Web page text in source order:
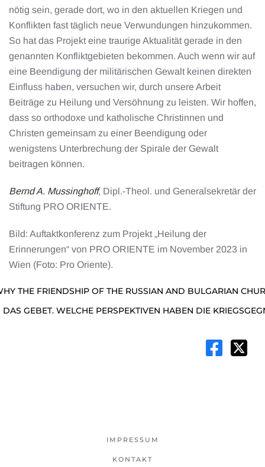
nötig sein, gerade dort, wo in den aktuellen Kriegen und
Konflikten fast täglich neue Verwundungen hinzukommen.
So hat das Projekt eine traurige Aktualität gerade in den
genannten Konfliktgebieten bekommen. Auch wenn wir auf
eine Beendigung der militärischen Gewalt keinen direkten
Einfluss haben, versuchen wir, durch unsere Arbeit
Beiträge zu Heilung und Versöhnung zu leisten. Wir hoffen,
dass so orthodoxe und katholische Christinnen und
Christen gemeinsam zu einer Beendigung oder
wenigstens Unterbrechung der Spirale der Gewalt
beitragen können.
Bernd A. Mussinghoff, Dipl.-Theol. und Generalsekretär der
Stiftung PRO ORIENTE.
Bild: Auftaktkonferenz zum Projekt „Heilung der
Erinnerungen“ von PRO ORIENTE im November 2023 in
Wien (Foto: Pro Oriente).
THE FRIENDSHIP OF THE RUSSIAN AND BULGARIAN
GEBET. WELCHE PERSPEKTIVEN HABEN DIE
IMPRESSUM
KONTAKT